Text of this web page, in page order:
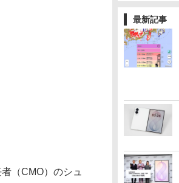
最新記事
（CMO）のシュ